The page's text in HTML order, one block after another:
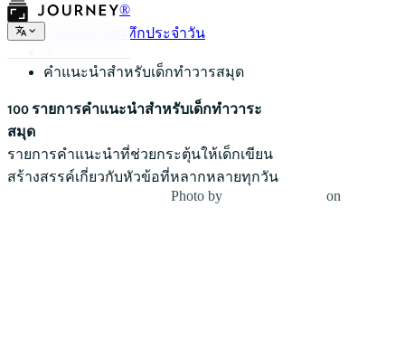
®
ข้อตั้งเรื่องบันทึกประจำวัน
คำแนะนำสำหรับเด็กทำวารสมุด
100 รายการคำแนะนำสำหรับเด็กทำวาระ
สมุด
รายการคำแนะนำที่ช่วยกระตุ้นให้เด็กเขียน
สร้างสรรค์เกี่ยวกับหัวข้อที่หลากหลายทุกวัน
Photo by
on